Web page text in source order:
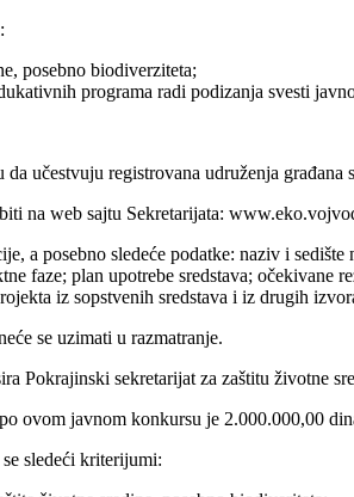
posebno biodiverziteta;
programa radi podizanja svesti
učestvuju registrovana udruženja
na web sajtu Sekretarijata:
a posebno sledeće podatke: naziv i
faze; plan upotrebe sredstava; očekivane
iz sopstvenih sredstava i iz drugih
se uzimati u razmatranje.
Pokrajinski sekretarijat za zaštitu životne
ovom javnom konkursu je 2.000.000,00
sledeći kriterijumi: